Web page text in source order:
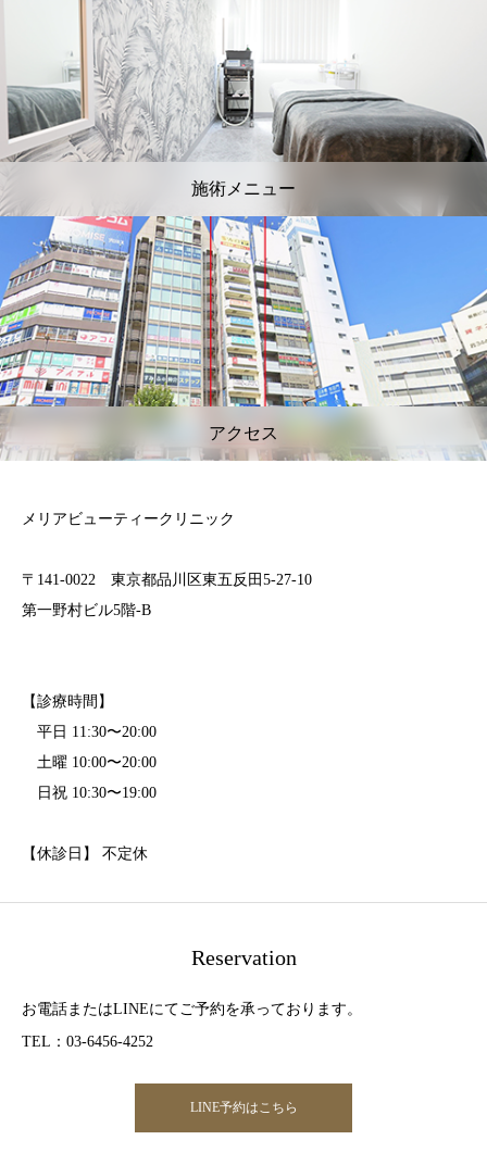
施術メニュー
アクセス
メリアビューティークリニック
〒141-0022 東京都品川区東五反田5-27-10
第一野村ビル5階-B
【診療時間】
平日 11:30〜20:00
土曜 10:00〜20:00
日祝 10:30〜19:00
【休診日】 不定休
Reservation
お電話またはLINEにてご予約を承っております。
TEL：03-6456-4252
LINE予約はこちら